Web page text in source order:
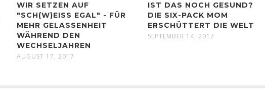
WIR SETZEN AUF
"SCH(W)EISS EGAL" - FÜR M
EHR GELASSENHEIT W
ÄHREND DEN W
ECHSELJAHREN
AUGUST 17, 2017
IST DAS NOCH GESUND?
DIE SIX-PACK MOM
ERSCHÜTTERT DIE WELT
SEPTEMBER 14, 2017